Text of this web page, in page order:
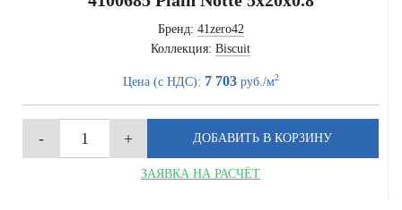
Бренд: 41zero42
Коллекция: Biscuit
Цена (с НДС): 7 703руб./м2
ЗАЯВКА НА РАСЧЁТ